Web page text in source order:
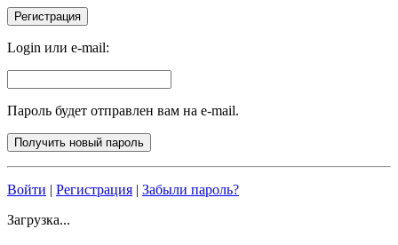
Login или e-mail:
Пароль будет отправлен вам на e-mail.
Войти | Регистрация | Забыли пароль?
Загрузка...